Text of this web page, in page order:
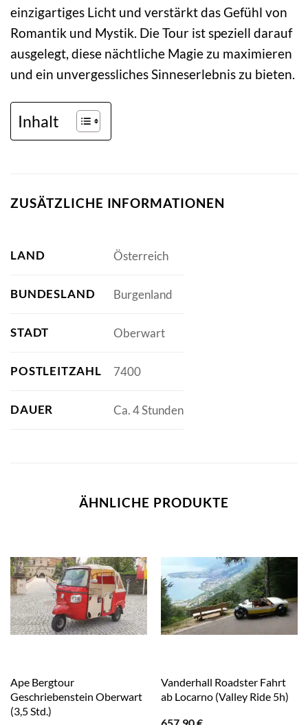
einzigartiges Licht und verstärkt das Gefühl von
Romantik und Mystik. Die Tour ist speziell darauf
ausgelegt, diese nächtliche Magie zu maximieren
und ein unvergessliches Sinneserlebnis zu bieten.
Inhalt
ZUSÄTZLICHE INFORMATIONEN
LAND Österreich
BUNDESLAND Burgenland
STADT Oberwart
POSTLEITZAHL 7400
DAUER Ca. 4 Stunden
ÄHNLICHE PRODUKTE
Ape Bergtour
Geschriebenstein Oberwart
(3,5 Std.)
Vanderhall Roadster Fahrt
ab Locarno (Valley Ride 5h)
657,90€